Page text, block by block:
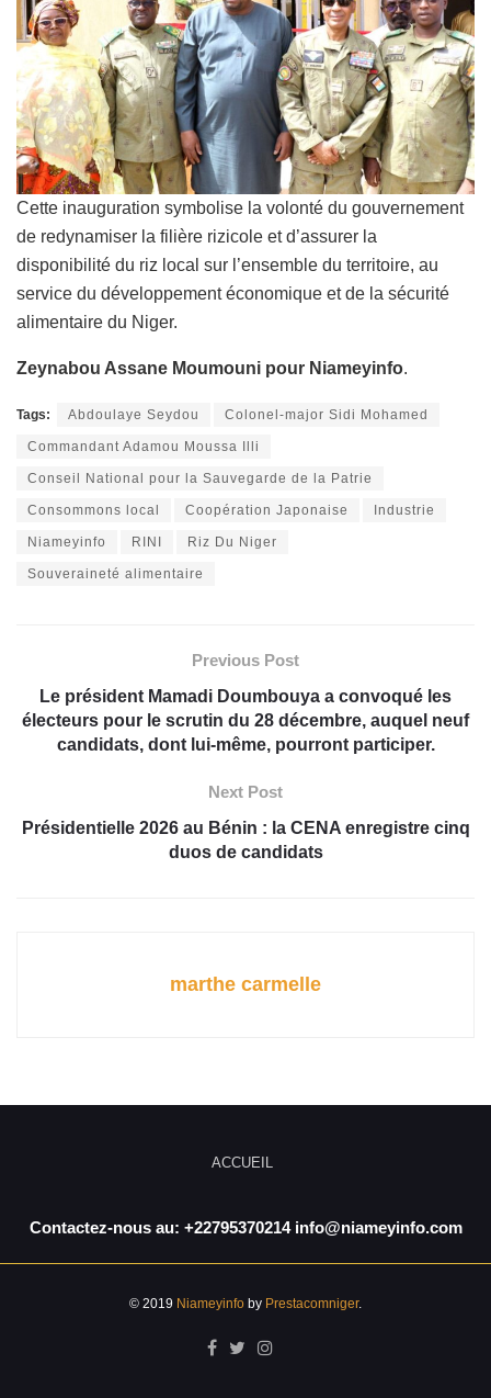
Cette inauguration symbolise la volonté du gouvernement
de redynamiser la filière rizicole et d’assurer la
disponibilité du riz local sur l’ensemble du territoire, au
service du développement économique et de la sécurité
alimentaire du Niger.
Zeynabou Assane Moumouni pour Niameyinfo.
Tags: Abdoulaye Seydou Colonel-major Sidi Mohamed
Commandant Adamou Moussa Illi
Conseil National pour la Sauvegarde de la Patrie
Consommons local Coopération Japonaise Industrie
Niameyinfo RINI Riz Du Niger
Souveraineté alimentaire
Previous Post
Le président Mamadi Doumbouya a convoqué les
électeurs pour le scrutin du 28 décembre, auquel neuf
candidats, dont lui-même, pourront participer.
Next Post
Présidentielle 2026 au Bénin : la CENA enregistre cinq
duos de candidats
marthe carmelle
ACCUEIL
Contactez-nous au: +22795370214 info@niameyinfo.com
© 2019 Niameyinfo by Prestacomniger.